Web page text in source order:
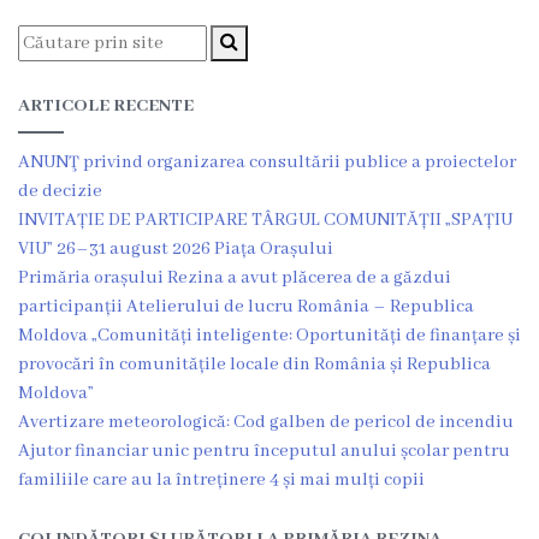
de
Activitatea
consiliului
Deciziile
consiliului
Regulamentul
consiliului
Ședințele
ARTICOLE RECENTE
ANUNŢ privind organizarea consultării publice a proiectelor
de decizie
INVITAȚIE DE PARTICIPARE TÂRGUL COMUNITĂȚII „SPAȚIU
VIU” 26–31 august 2026 Piața Orașului
Primăria orașului Rezina a avut plăcerea de a găzdui
participanții Atelierului de lucru România – Republica
Moldova „Comunități inteligente: Oportunități de finanțare și
provocări în comunitățile locale din România și Republica
Moldova”
Avertizare meteorologică: Cod galben de pericol de incendiu
Ajutor financiar unic pentru începutul anului școlar pentru
familiile care au la întreținere 4 și mai mulți copii